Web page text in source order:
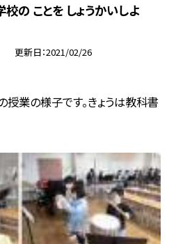
の ことを しょうかいしよ
更新日 2021/02/26
業の様子です。きょうは教科書